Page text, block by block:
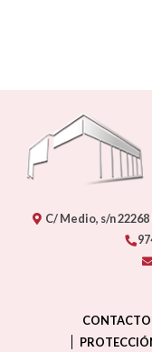
C/ Medio, s/n22268
CONTACTO